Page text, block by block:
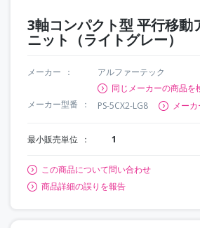
3軸コンパクト型 平行移動
ニット（ライトグレー）
メーカー
アルファーテック
同じメーカーの商品を
メーカー型番
PS-5CX2-LG8 メー
最小販売単位 1
この商品について問い合わせ
商品詳細の誤りを報告